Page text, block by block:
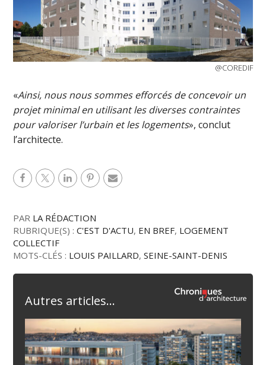
@COREDIF
«Ainsi, nous nous sommes efforcés de concevoir un
projet minimal en utilisant les diverses contraintes
pour valoriser l’urbain et les logements», conclut
l’architecte.
PAR LA RÉDACTION
RUBRIQUE(S) :C'EST D'ACTU, EN BREF, LOGEMENT
COLLECTIF
MOTS-CLÉS : LOUIS PAILLARD,SEINE-SAINT-DENIS
Autres articles...